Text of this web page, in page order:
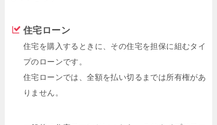
住宅ローン
住宅を購入するときに、その住宅を担保に組むタイ
プのローンです。
住宅ローンでは、全額を払い切るまでは所有権があ
りません。